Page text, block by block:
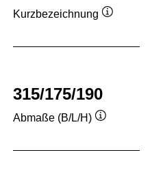
Kurzbezeichnung
315/175/190
Abmaße (B/L/H)